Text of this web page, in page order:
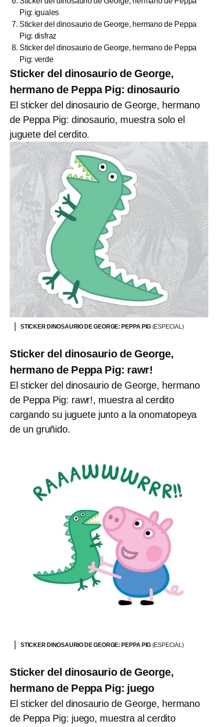
Pig: iguales
Sticker del dinosaurio de George, hermano de Peppa
Pig: disfraz
Sticker del dinosaurio de George, hermano de Peppa
Pig: verde
Sticker del dinosaurio de George,
hermano de Peppa Pig: dinosaurio
El sticker del dinosaurio de George, hermano
de Peppa Pig: dinosaurio, muestra solo el
juguete del cerdito.
STICKER DINOSAURIO DE GEORGE: PEPPA PIG (ESPECIAL)
Sticker del dinosaurio de George,
hermano de Peppa Pig: rawr!
El sticker del dinosaurio de George, hermano
de Peppa Pig: rawr!, muestra al cerdito
cargando su juguete junto a la onomatopeya
de un gruñido.
STICKER DINOSAURIO DE GEORGE: PEPPA PIG (ESPECIAL)
Sticker del dinosaurio de George,
hermano de Peppa Pig: juego
El sticker del dinosaurio de George, hermano
de Peppa Pig: juego, muestra al cerdito